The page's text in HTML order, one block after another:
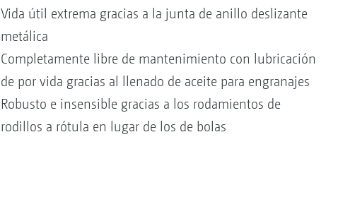
Vida útil extrema gracias a la junta de anillo deslizante
metálica
Completamente libre de mantenimiento con lubricación
de por vida gracias al llenado de aceite para engranajes
Robusto e insensible gracias a los rodamientos de
rodillos a rótula en lugar de los de bolas